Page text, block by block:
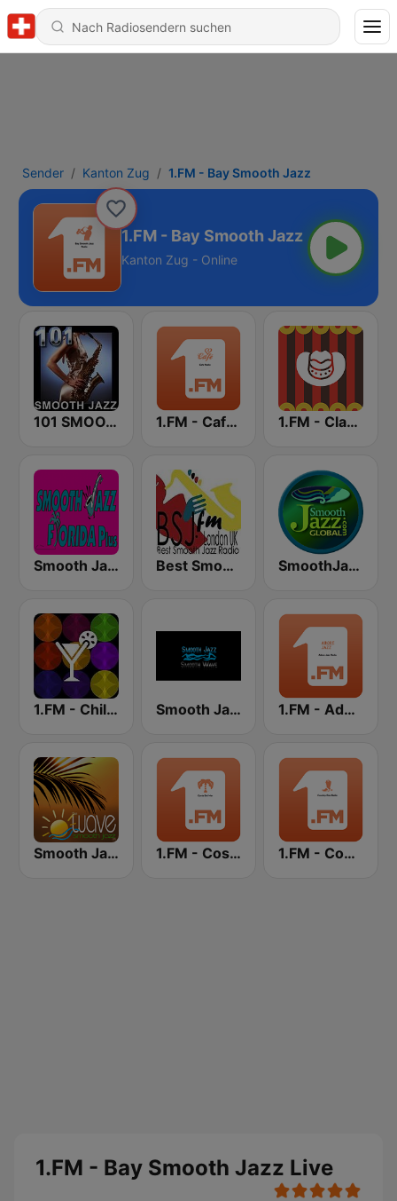
Sender Kanton Zug 1.FM - Bay Smooth Jazz
1.FM - Bay Smooth Jazz
Kanton Zug - Online
101 SMOOTH JAZZ 1.FM - Cafe Radio 1.FM - Classic Country
Smooth Jazz Florida Plus Best Smooth Jazz SmoothJazz.com Global Radio
1.FM - Chillout Lounge Smooth Jazz Smooth Wave 1.FM - Adore Jazz
Smooth Jazz Tampa Bay "The Wave" 1.FM - Costa Del Mar 1.FM - Country Range
1.FM - Bay Smooth Jazz Live